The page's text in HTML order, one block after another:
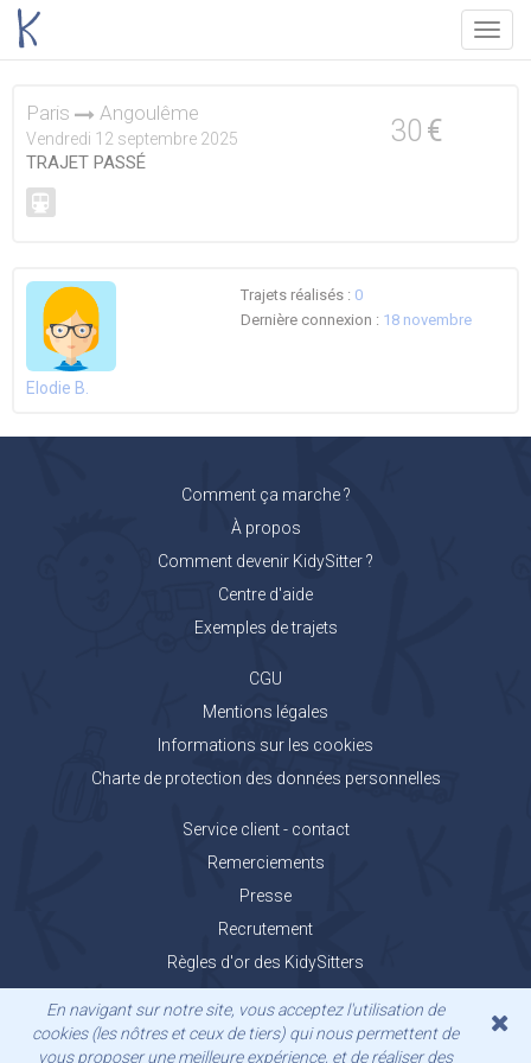
Menu
Paris Angoulême
Vendredi 12 septembre 2025
TRAJET PASSÉ
30 €
Elodie B.
Trajets réalisés : 0
Dernière connexion : 18 novembre
Comment ça marche ?
À propos
Comment devenir KidySitter ?
Centre d'aide
Exemples de trajets
CGU
Mentions légales
Informations sur les cookies
Charte de protection des données personnelles
Service client - contact
Remerciements
Presse
Recrutement
Règles d'or des KidySitters
En navigant sur notre site, vous acceptez l'utilisation de
cookies (les nôtres et ceux de tiers) qui nous permettent de
vous proposer une meilleure expérience, et de réaliser des